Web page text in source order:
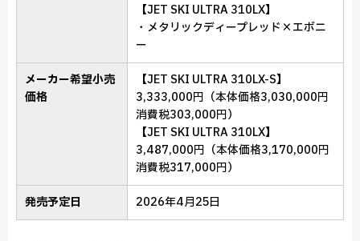
【JET SKI ULTRA 310LX】
・メタリックディープレッド×エボニ
ー
メーカー希望小売
価格
【JET SKI ULTRA 310LX-S】
3,333,000円（本体価格3,030,000円
消費税303,000円）
【JET SKI ULTRA 310LX】
3,487,000円（本体価格3,170,000円
消費税317,000円）
発売予定日 2026年4月25日